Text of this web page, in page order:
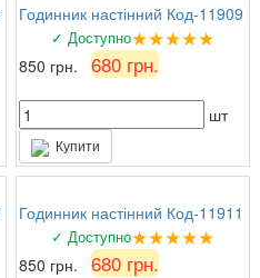
Годинник настінний Код-11909
✓ Доступно★★★★★
850 грн. 680 грн.
шт
Купити
Годинник настінний Код-11911
✓ Доступно★★★★★
850 грн. 680 грн.